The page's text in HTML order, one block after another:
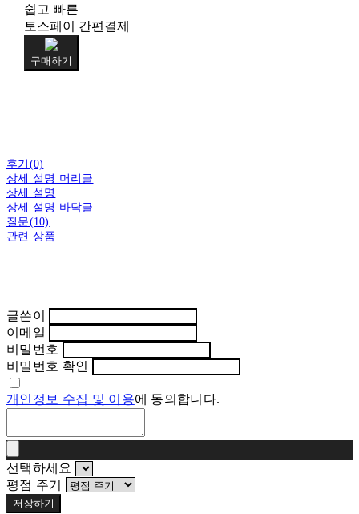
쉽고 빠른
토스페이 간편결제
구매하기
후기(0)
상세 설명 머리글
상세 설명
상세 설명 바닥글
질문(10)
관련 상품
글쓴이
이메일
비밀번호
비밀번호 확인
개인정보 수집 및 이용에 동의합니다.
선택하세요
평점 주기
저장하기